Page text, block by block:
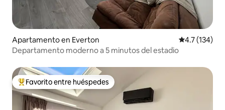
Apartamento en Everton Calificación
4.7 (134)
Departamento moderno a 5 minutos del estadio
Favorito entre huéspedes preferido
Favorito entre huéspedes